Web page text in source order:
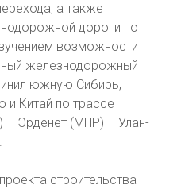
а также
дороги по
возможности
железнодорожный
южную Сибирь,
Китай по трассе
Эрденет (МНР) – Улан-
.
строительства